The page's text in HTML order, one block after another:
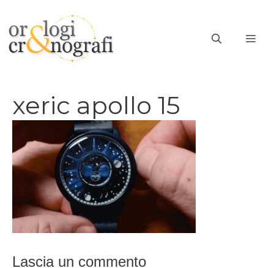
contenuto
xeric apollo 15
Lascia un commento